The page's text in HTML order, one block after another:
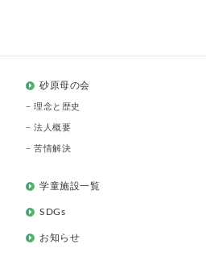
砂原母の会
理念と歴史
法人概要
苦情解決
学童施設一覧
SDGs
お知らせ